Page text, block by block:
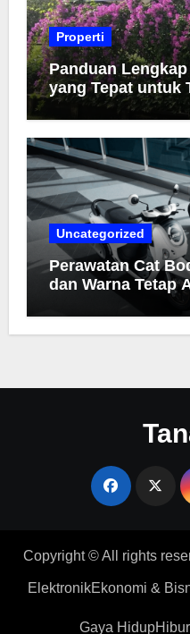
Properti
Panduan
yang Tepat untuk
Uncategorized
Perawatan Cat
dan Warna Tetap
Copyright © All rights
ElektronikEkonomi &
Gaya Hidup